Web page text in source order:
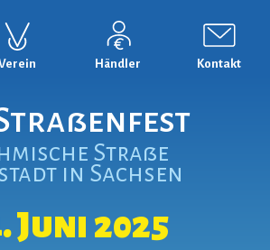
Händler Kontakt
Straße
in Sachsen
Juni 2025